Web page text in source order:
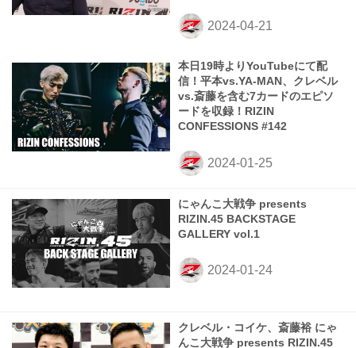
本日19時よりYouTubeにて配
信！平本vs.YA-MAN、クレベル
vs.斎藤を含む7カードのエピソ
ードを収録！RIZIN
CONFESSIONS #142
にゃんこ大戦争 presents
RIZIN.45 BACKSTAGE
GALLERY vol.1
クレベル・コイケ、斎藤裕 にゃ
んこ大戦争 presents RIZIN.45